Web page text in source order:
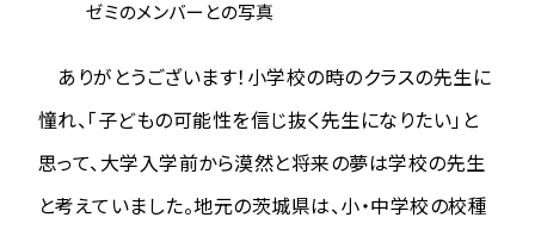
ゼミのメンバーとの写真
ありがとうございます！小学校の時のクラスの先生に
憧れ、「子どもの可能性を信じ抜く先生になりたい」と
思って、大学入学前から漠然と将来の夢は学校の先生
と考えていました。地元の茨城県は、小・中学校の校種